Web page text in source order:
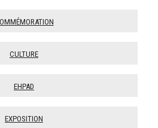
Culture
Ehpad
Exposition